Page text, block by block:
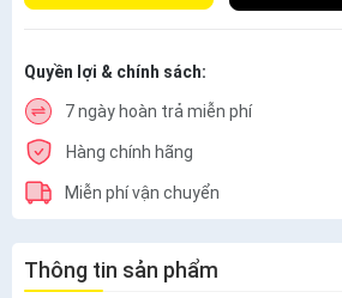
Quyền lợi & chính sách:
7 ngày hoàn trả miễn phí
Hàng chính hãng
Miễn phí vận chuyển
Thông tin sản phẩm